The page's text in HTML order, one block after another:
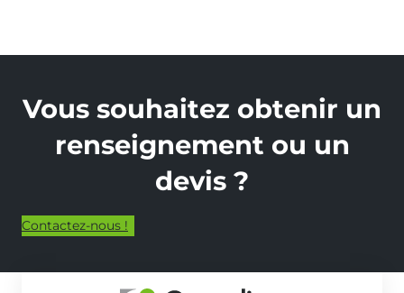
Vous souhaitez obtenir un
renseignement ou un
devis ?
Contactez-nous !